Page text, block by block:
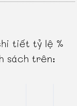
tiết tỷ lệ %
sách trên: